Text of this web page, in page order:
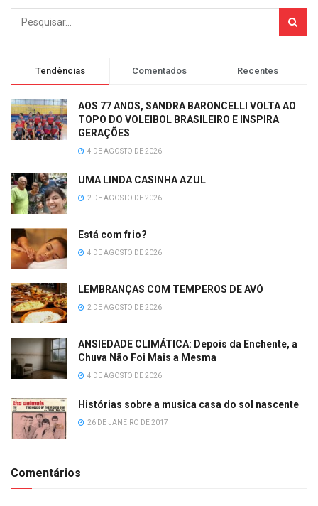
Tendências Comentados Recentes
AOS 77 ANOS, SANDRA BARONCELLI VOLTA AO
TOPO DO VOLEIBOL BRASILEIRO E INSPIRA
GERAÇÕES
4 DE AGOSTO DE 2026
UMA LINDA CASINHA AZUL
2 DE AGOSTO DE 2026
Está com frio?
4 DE AGOSTO DE 2026
LEMBRANÇAS COM TEMPEROS DE AVÓ
2 DE AGOSTO DE 2026
ANSIEDADE CLIMÁTICA: Depois da Enchente, a
Chuva Não Foi Mais a Mesma
4 DE AGOSTO DE 2026
Histórias sobre a musica casa do sol nascente
26 DE JANEIRO DE 2017
Comentários